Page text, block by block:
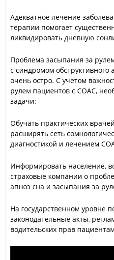
Адекватное лечение
терапии помогает
ликвидировать дневную
Проблема засыпания за
с синдромом обструктивного
очень остро. С учетом
рулем пациентов с СОАС,
задачи:
Обучать практических
расширять сеть
диагностикой и лечением
Информировать население,
страховые компании о
апноэ сна и засыпания за
На государственном уровне
законодательные акты,
водительских прав